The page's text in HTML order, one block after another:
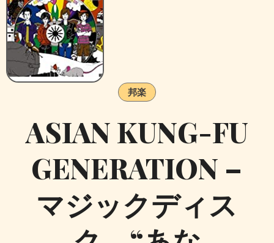
邦楽
ASIAN KUNG-FU
GENERATION –
マジックディス